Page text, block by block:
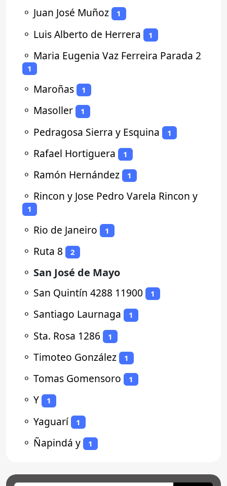
⚬ Juan José Muñoz 1
⚬ Luis Alberto de Herrera 1
⚬ Maria Eugenia Vaz Ferreira Parada 2
1
⚬ Maroñas 1
⚬ Masoller 1
⚬ Pedragosa Sierra y Esquina 1
⚬ Rafael Hortiguera 1
⚬ Ramón Hernández 1
⚬ Rincon y Jose Pedro Varela Rincon y
1
⚬ Rio de Janeiro 1
⚬ Ruta 8 2
⚬ San José de Mayo
⚬ San Quintín 4288 11900 1
⚬ Santiago Laurnaga 1
⚬ Sta. Rosa 1286 1
⚬ Timoteo González 1
⚬ Tomas Gomensoro 1
⚬ Y 1
⚬ Yaguarí 1
⚬ Ñapindá y 1